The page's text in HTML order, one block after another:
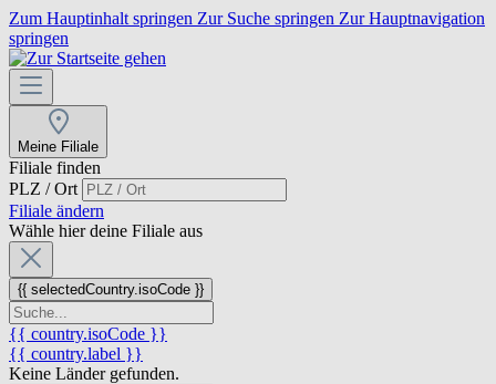
Zum Hauptinhalt springen Zur Suche springen Zur Hauptnavigation
springen
Meine Filiale
Filiale finden
PLZ / Ort
Filiale ändern
Wähle hier deine Filiale aus
{{ selectedCountry.isoCode }}
{{ country.isoCode }}
{{ country.label }}
Keine Länder gefunden.